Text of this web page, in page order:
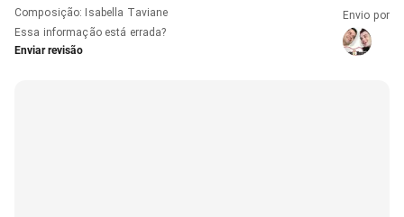
Composição: Isabella Taviane
Essa informação está errada?
Enviar revisão
Envio por